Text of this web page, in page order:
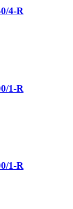
4-R
1-R
1-R